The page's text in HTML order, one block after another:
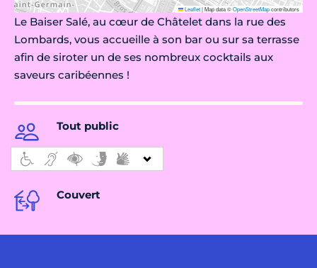
Leaflet|Map data ©OpenStreetMapcontributors
Le Baiser Salé, au cœur de Châtelet dans la rue des
Lombards, vous accueille à son bar ou sur sa terrasse
afin de siroter un de ses nombreux cocktails aux
saveurs caribéennes !
Tout public
Couvert